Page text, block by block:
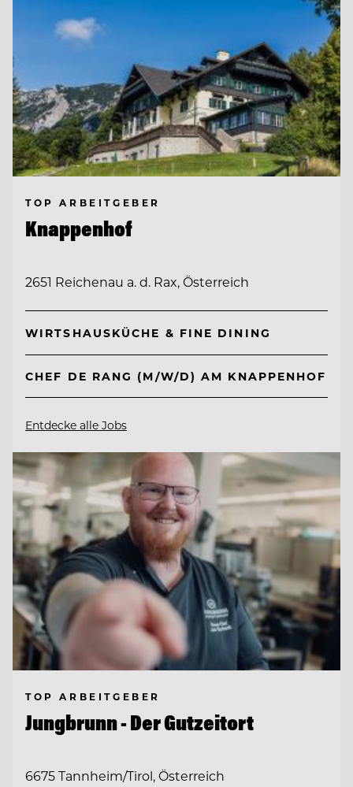
TOP ARBEITGEBER
Knappenhof
2651 Reichenau a. d. Rax, Österreich
WIRTSHAUSKÜCHE & FINE DINING
CHEF DE RANG (M/W/D) AM KNAPPENHOF
Entdecke alle Jobs
TOP ARBEITGEBER
Jungbrunn - Der Gutzeitort
6675 Tannheim/Tirol, Österreich